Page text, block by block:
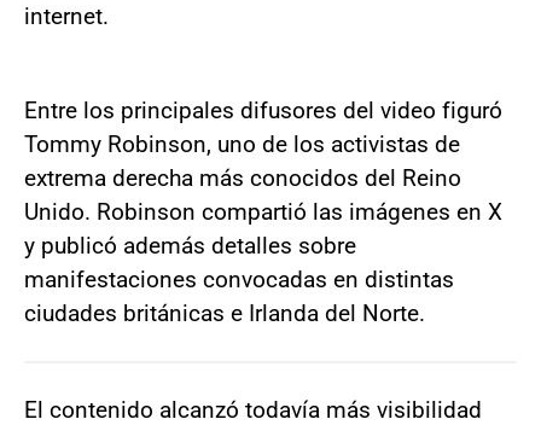
internet.
Entre los principales difusores del video figuró
Tommy Robinson, uno de los activistas de
extrema derecha más conocidos del Reino
Unido. Robinson compartió las imágenes en X
y publicó además detalles sobre
manifestaciones convocadas en distintas
ciudades británicas e Irlanda del Norte.
El contenido alcanzó todavía más visibilidad